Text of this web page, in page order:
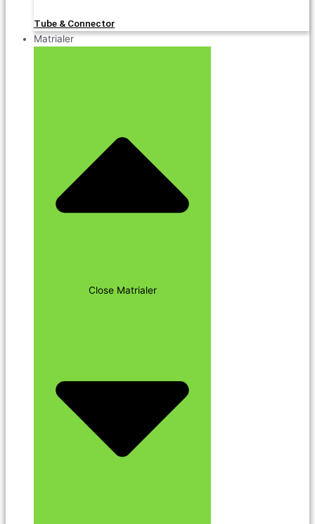
Tube & Connector
Matrialer
Close Matrialer